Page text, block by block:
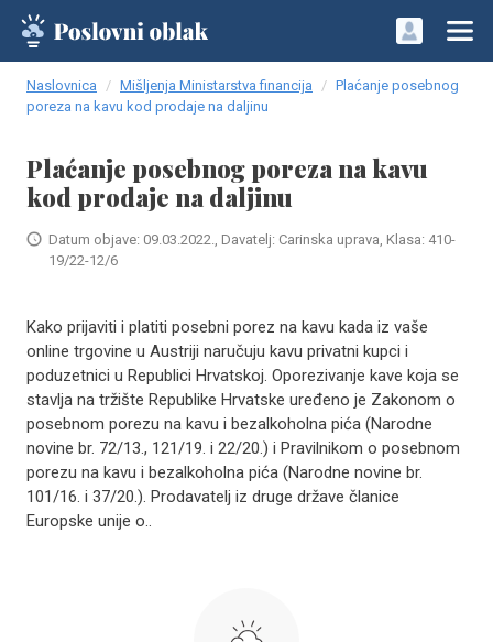
Naslovnica Mišljenja Ministarstva financija
Plaćanje posebnog
poreza na kavu kod prodaje na daljinu
Plaćanje posebnog poreza na kavu
kod prodaje na daljinu
Datum objave: 09.03.2022., Davatelj: Carinska uprava, Klasa: 410-
19/22-12/6
Kako prijaviti i platiti posebni porez na kavu kada iz vaše
online trgovine u Austriji naručuju kavu privatni kupci i
poduzetnici u Republici Hrvatskoj. Oporezivanje kave koja se
stavlja na tržište Republike Hrvatske uređeno je Zakonom o
posebnom porezu na kavu i bezalkoholna pića (Narodne
novine br. 72/13., 121/19. i 22/20.) i Pravilnikom o posebnom
porezu na kavu i bezalkoholna pića (Narodne novine br.
101/16. i 37/20.). Prodavatelj iz druge države članice
Europske unije o..